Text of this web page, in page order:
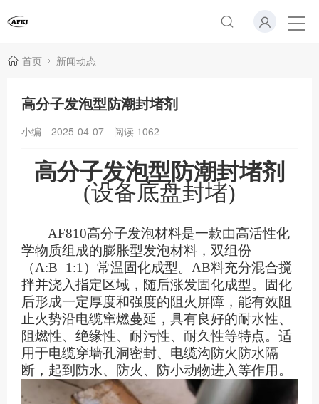
首页 新闻动态
高分子发泡型防潮封堵剂
小编 2025-04-07 阅读 1062
高分子发泡型防潮封堵剂
(设备底盘封堵)
AF810高分子发泡材料是一款由高活性化
学物质组成的膨胀型发泡材料，双组份
（A:B=1:1）常温固化成型。AB料充分混合搅
拌并浇入指定区域，随后涨发固化成型。固化
后形成一定厚度和强度的阻火屏障，能有效阻
止火势沿电缆窜燃蔓延，具有良好的耐水性、
阻燃性、绝缘性、耐污性、耐久性等特点。适
用于电缆穿墙孔洞密封、电缆沟防火防水隔
断，起到防水、防火、防小动物进入等作用。